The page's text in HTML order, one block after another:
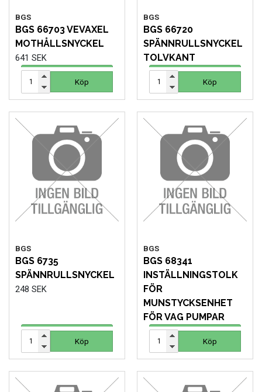
BGS
BGS 66703 VEVAXEL
MOTHÅLLSNYCKEL
641 SEK
Köp
BGS
BGS 66720
SPÄNNRULLSNYCKEL
TOLVKANT
74 SEK
Köp
BGS
BGS 6735
SPÄNNRULLSNYCKEL
248 SEK
Köp
BGS
BGS 68341
INSTÄLLNINGSTOLK
FÖR
MUNSTYCKSENHET
FÖR VAG PUMPAR
1 564 SEK
Köp